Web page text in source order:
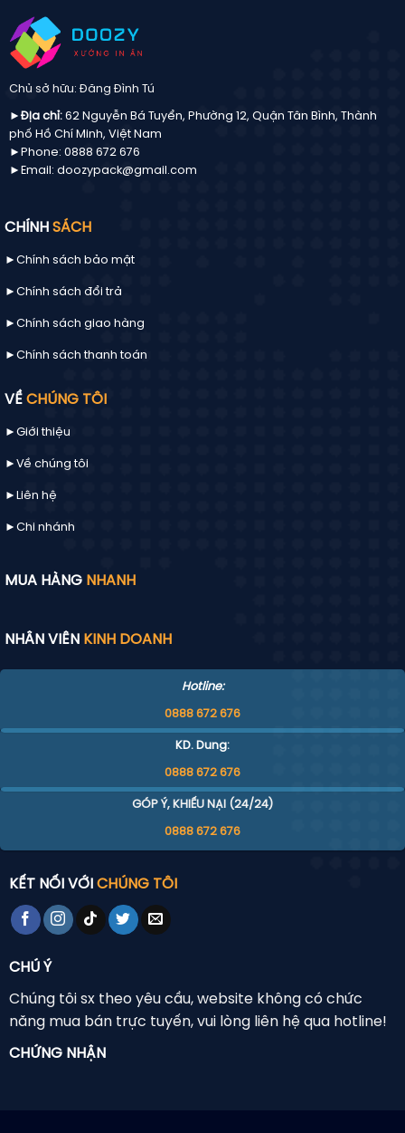
Chủ sở hữu: Đăng Đình Tú
►Địa chỉ: 62 Nguyễn Bá Tuyển, Phường 12, Quận Tân Bình, Thành
phố Hồ Chí Minh, Việt Nam
►Phone: 0888 672 676
►Email: doozypack@gmail.com
CHÍNH SÁCH
►Chính sách bảo mật
►Chính sách đổi trả
►Chính sách giao hàng
►Chính sách thanh toán
VỀ CHÚNG TÔI
►Giới thiệu
►Về chúng tôi
► Liên hệ
►Chi nhánh
MUA HÀNG NHANH
NHÂN VIÊN KINH DOANH
Hotline:
0888 672 676
KD. Dung:
0888 672 676
GÓP Ý, KHIẾU NẠI (24/24)
0888 672 676
KẾT NỐI VỚI CHÚNG TÔI
CHÚ Ý
Chúng tôi sx theo yêu cầu, website không có chức
năng mua bán trực tuyến, vui lòng liên hệ qua hotline!
CHỨNG NHẬN